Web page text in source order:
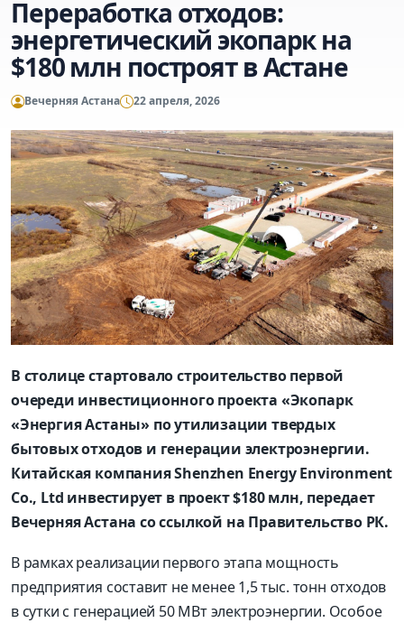
Переработка отходов:
энергетический экопарк на
$180 млн построят в Астане
Вечерняя Астана 22 апреля, 2026
В столице стартовало строительство первой
очереди инвестиционного проекта «Экопарк
«Энергия Астаны» по утилизации твердых
бытовых отходов и генерации электроэнергии.
Китайская компания Shenzhen Energy Environment
Co., Ltd инвестирует в проект $180 млн, передает
Вечерняя Астана со ссылкой на Правительство РК.
В рамках реализации первого этапа мощность
предприятия составит не менее 1,5 тыс. тонн отходов
в сутки с генерацией 50 МВт электроэнергии. Особое